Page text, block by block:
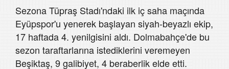
Sezona Tüpraş Stadı'ndaki ilk iç saha maçında
Eyüpspor'u yenerek başlayan siyah-beyazlı ekip,
17 haftada 4. yenilgisini aldı. Dolmabahçe'de bu
sezon taraftarlarına istediklerini veremeyen
Beşiktaş, 9 galibiyet, 4 beraberlik elde etti.